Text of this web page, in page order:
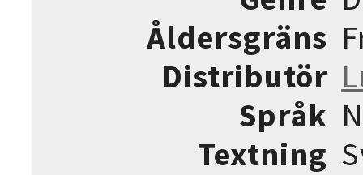
Åldersgräns
Distributör
Språk
Textning